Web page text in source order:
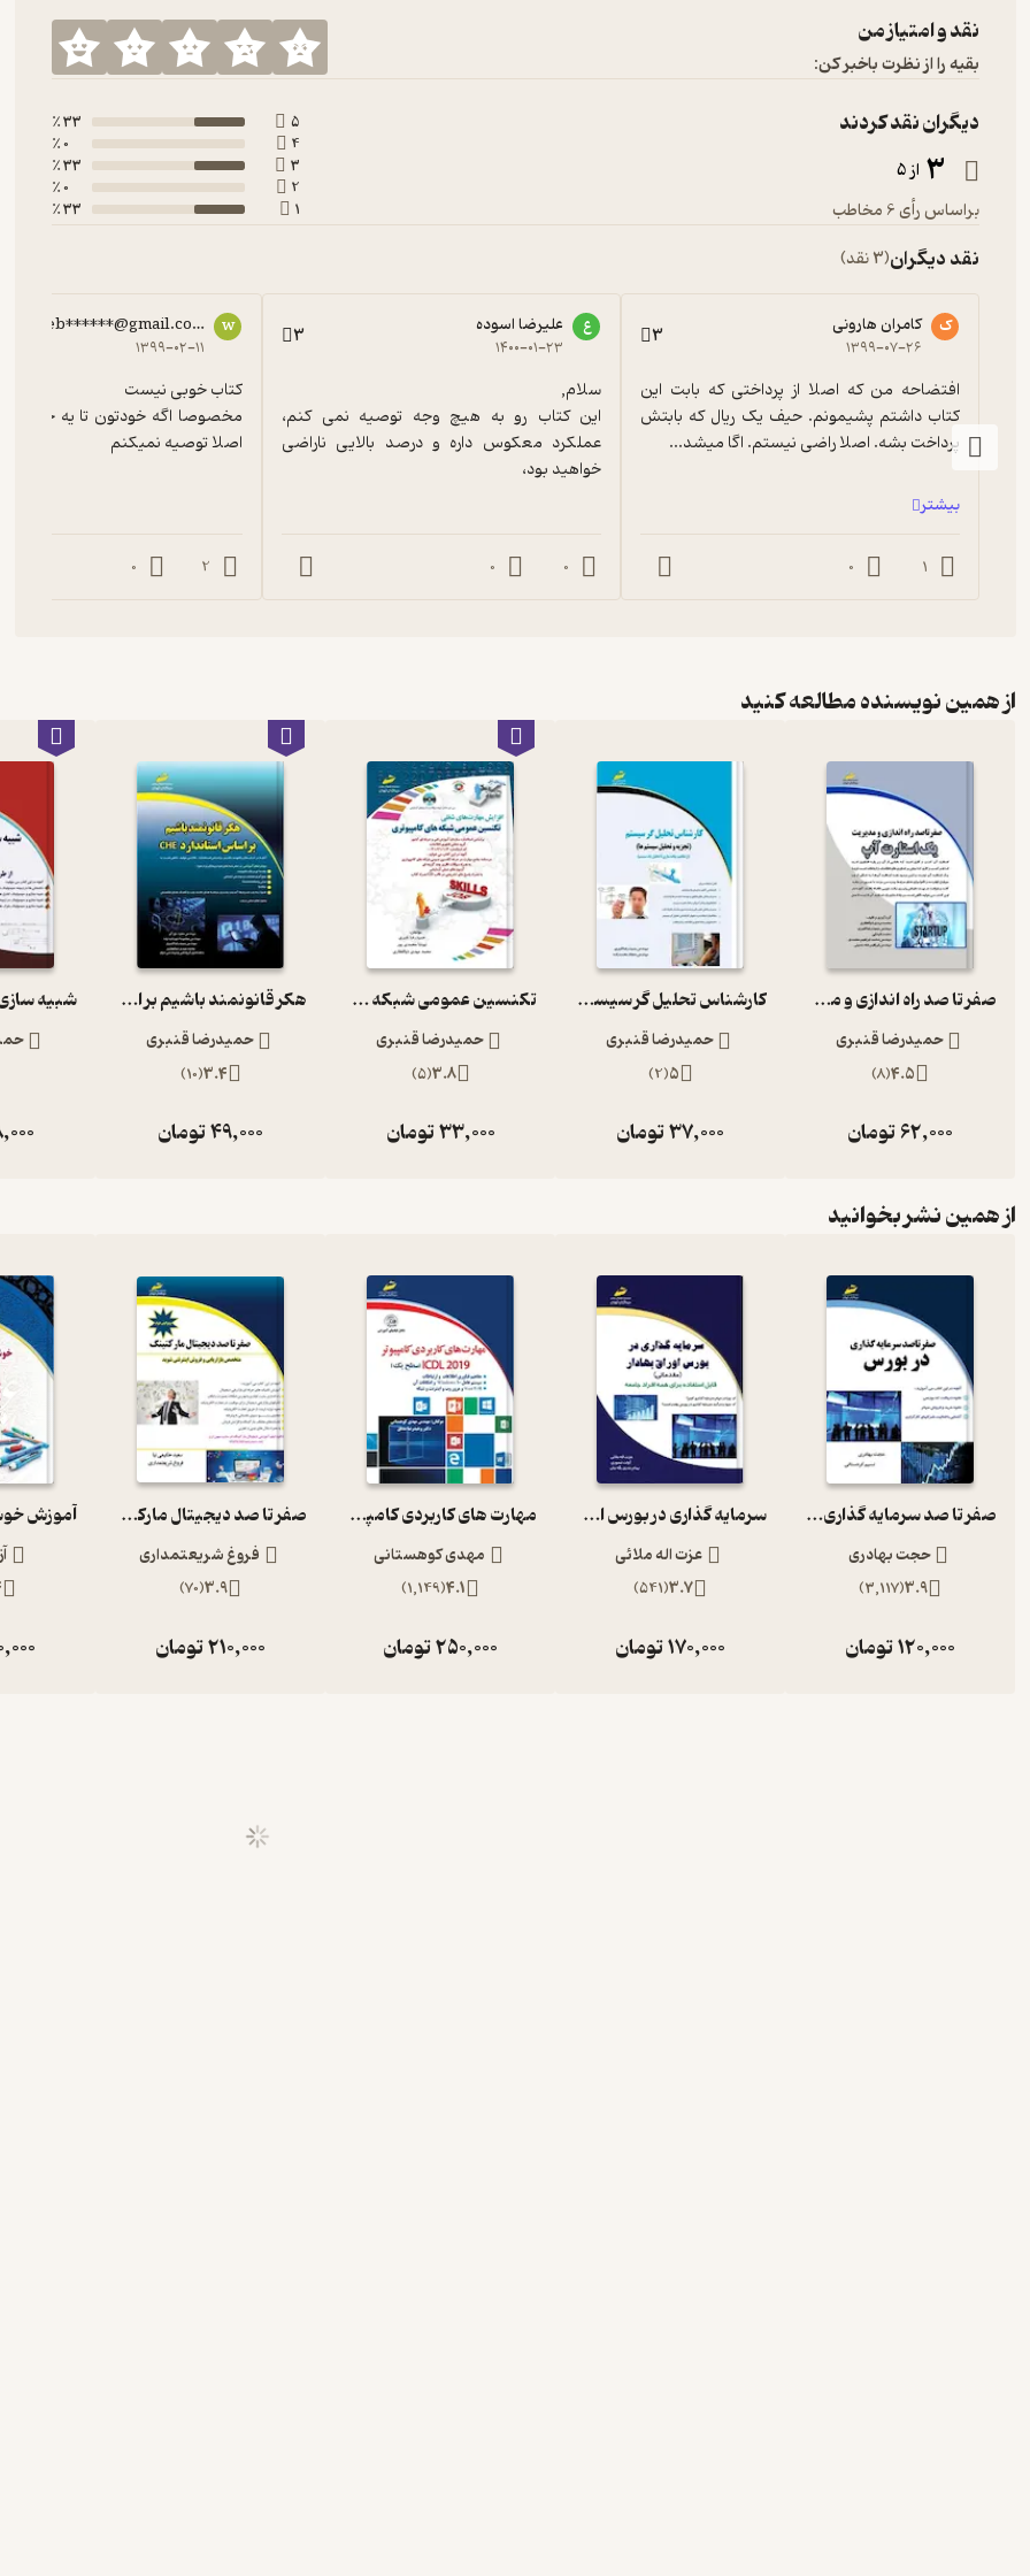
نقد و امتیاز من
بقیه را از نظرت باخبر کن:
دیگران نقد کردند
3 از 5
براساس رأی 6 مخاطب
5
33 ٪
4
0 ٪
3
33 ٪
2
0 ٪
1
33 ٪
نقد دیگران(3 نقد)
ک کامران هارونی
۱۳۹۹-۰۷-۲۶ 3
پرداخت بشه. اصلا راضی نیستم. اگا میشد...
بیشتر
1
0
ع علیرضا اسوده
۱۴۰۰-۰۱-۲۳ 3
خواهید بود،
0
0
w
web******@gmail.com
۱۳۹۹-۰۲-۱۱
اصلا توصیه نمیکنم
2
0
از همین نویسنده مطالعه کنید
صفر تا صد راه اندازی و مدیریت یک استارت آپ از ایده تا عمل
حمیدرضا قنبری
4.5
(
8
)
62,000تومان
کارشناس تحلیل گر سیستم
حمیدرضا قنبری
5
(
2
)
37,000تومان
تکنسین عمومی شبکه های کامپیوتری
حمیدرضا قنبری
3.8
(
5
)
33,000تومان
هکر قانونمند باشیم بر اساس استاندارد che
حمیدرضا قنبری
3.4
(
10
)
49,000تومان
از همین نشر بخوانید
صفر تا صد سرمایه گذاری در بورس
حجت بهادری
3.9
(
3,117
)
120,000تومان
سرمایه گذاری در بورس اوراق بهادار
عزت اله ملائی
3.7
(
541
)
170,000تومان
مهارت های کاربردی کامپیوتر2019 ICDL سطح یک
مهدی کوهستانی
4.1
(
1,149
)
250,000تومان
صفر تا صد دیجیتال مارکتینگ
فروغ شریعتمداری
3.9
(
70
)
210,000تومان